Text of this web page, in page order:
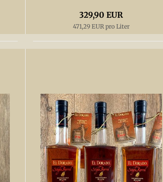
329,90 EUR
471,29 EUR pro Liter